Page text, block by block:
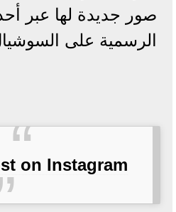
صور جديدة لها عبر
الرسمية على
on Instagram